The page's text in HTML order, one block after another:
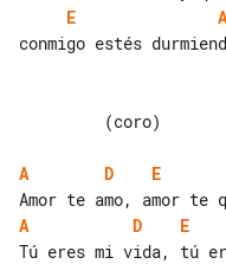
E
A
conmigo estés
A D E
A
D E